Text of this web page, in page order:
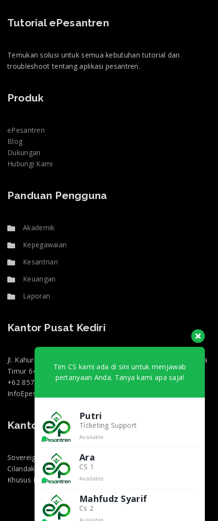
Tutorial ePesantren
Temukan solusi untuk semua kebutuhan tutorial dan
troubleshoot tentang aplikasi pesantren.
Produk
ePesantren
Blog
Dukungan
Hubungi Kami
Panduan Pengguna
Akademik
Kepegawaian
Kesantrian
Keuangan
Laporan
Kantor Pusat Kediri
Jl. Kahuripan 47, Doko, Kec. Ngasem, Kabupaten Kediri, Jawa
Timur 64182
+62 857-0130-3000
InfoEpesantren@gmail.com
Kantor Marketing Jakarta
Sovereign Plaza, Jl. TB Simatupang No.36 1, RT.1/RW.2,
Cilandak Bar., Kec. Cilandak, Kota Jakarta Selatan, Daerah
Khusus Ibukota Jakarta 12430
Tim CS kami ada di sini untuk menjawab
pertanyaan Anda. Tanya kami apa saja!
Putri
Ticketing Support
Available
Ara
CS 1
Available
Mahfudz Syarif
Cs 2